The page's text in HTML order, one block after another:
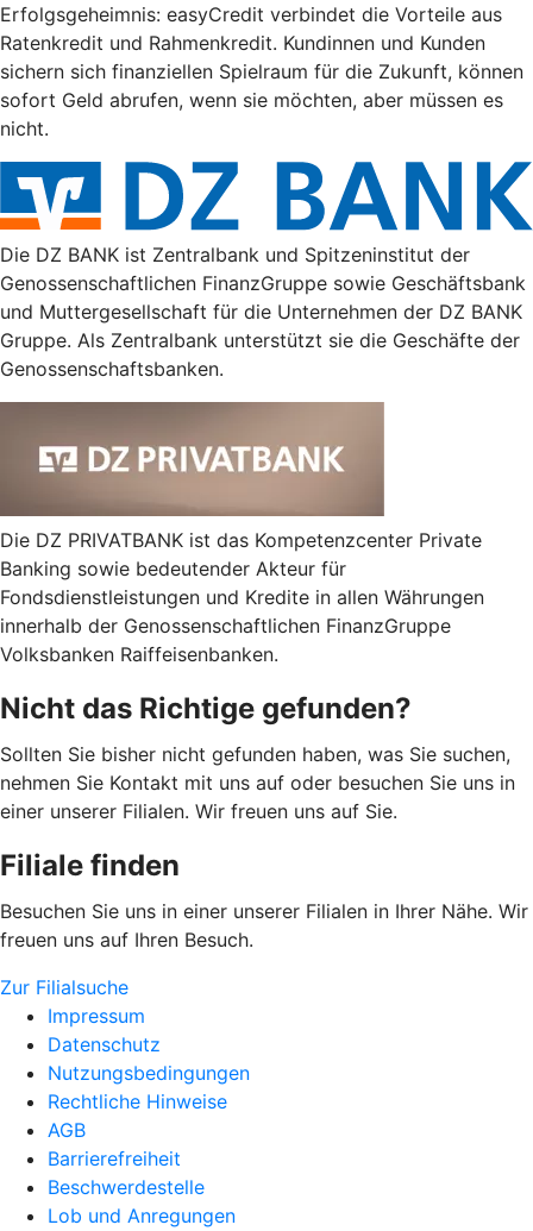
Erfolgsgeheimnis: easyCredit verbindet die Vorteile aus
Ratenkredit und Rahmenkredit. Kundinnen und Kunden
sichern sich finanziellen Spielraum für die Zukunft, können
sofort Geld abrufen, wenn sie möchten, aber müssen es
nicht.
Die DZ BANK ist Zentralbank und Spitzeninstitut der
Genossenschaftlichen FinanzGruppe sowie Geschäftsbank
und Muttergesellschaft für die Unternehmen der DZ BANK
Gruppe. Als Zentralbank unterstützt sie die Geschäfte der
Genossenschaftsbanken.
Die DZ PRIVATBANK ist das Kompetenzcenter Private
Banking sowie bedeutender Akteur für
Fondsdienstleistungen und Kredite in allen Währungen
innerhalb der Genossenschaftlichen FinanzGruppe
Volksbanken Raiffeisenbanken.
Nicht das Richtige gefunden?
Sollten Sie bisher nicht gefunden haben, was Sie suchen,
nehmen Sie Kontakt mit uns auf oder besuchen Sie uns in
einer unserer Filialen. Wir freuen uns auf Sie.
Filiale finden
Besuchen Sie uns in einer unserer Filialen in Ihrer Nähe. Wir
freuen uns auf Ihren Besuch.
Zur Filialsuche
Impressum
Datenschutz
Nutzungsbedingungen
Rechtliche Hinweise
AGB
Barrierefreiheit
Beschwerdestelle
Lob und Anregungen